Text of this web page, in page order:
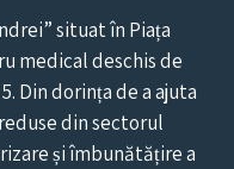
situat în Piața
medical deschis de
Din dorința de a ajuta
din sectorul
și îmbunătățire a